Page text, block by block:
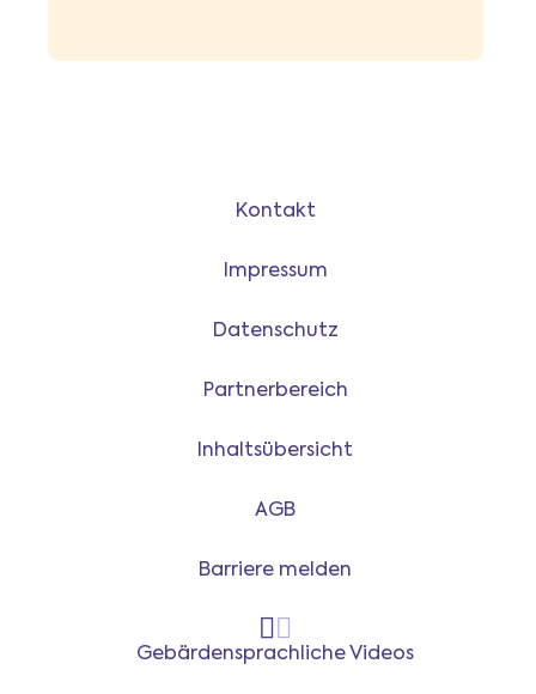
Kontakt
Impressum
Datenschutz
Partnerbereich
Inhaltsübersicht
AGB
Barriere melden
Gebärdensprachliche Videos